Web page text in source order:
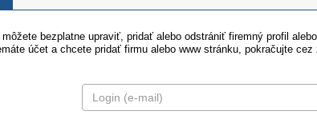
môžete bezplatne upraviť, pridať alebo odstrániť firemný profil
účet a chcete pridať firmu alebo www stránku, pokračujte cez